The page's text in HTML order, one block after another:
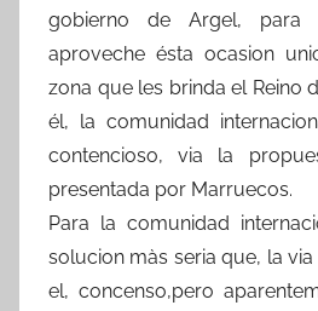
gobierno de Argel, para
aproveche ésta ocasion
zona que les brinda el Reino
él, la comunidad
contencioso, via la
presentada por Marruecos.
Para la comunidad
solucion màs seria que, la
el, concenso,pero